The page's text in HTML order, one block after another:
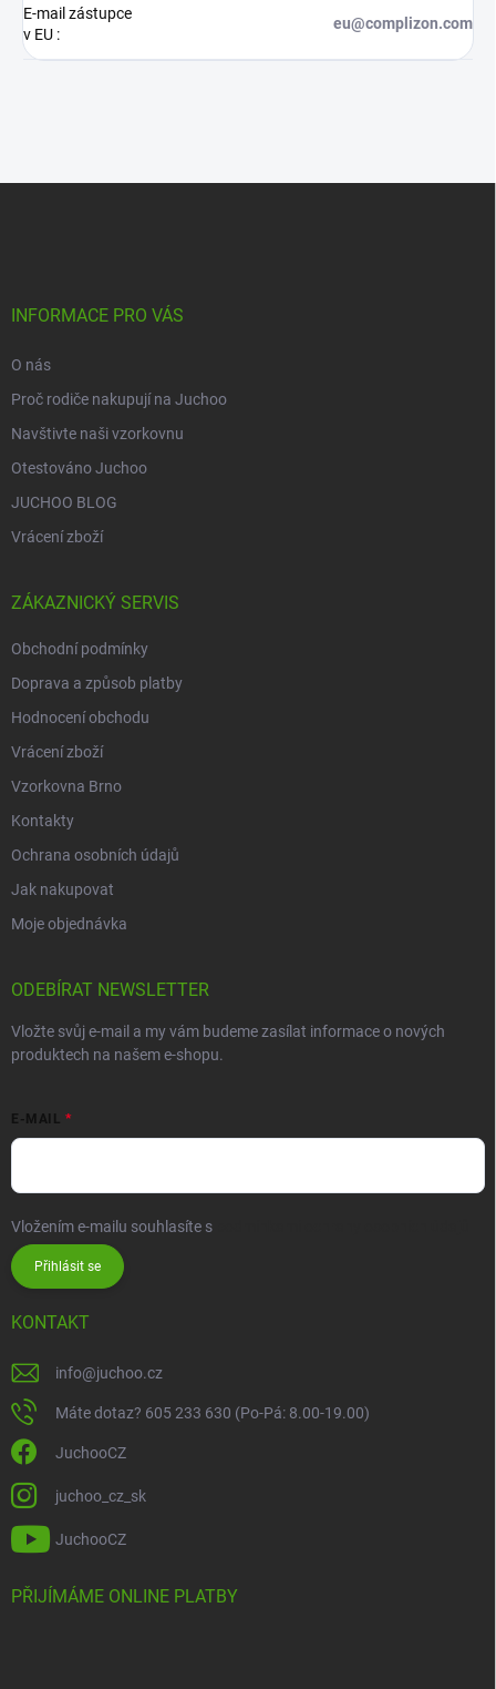
E-mail zástupce
v EU :
eu@complizon.com
INFORMACE PRO VÁS
O nás
Proč rodiče nakupují na Juchoo
Navštivte naši vzorkovnu
Otestováno Juchoo
JUCHOO BLOG
Vrácení zboží
ZÁKAZNICKÝ SERVIS
Obchodní podmínky
Doprava a způsob platby
Hodnocení obchodu
Vrácení zboží
Vzorkovna Brno
Kontakty
Ochrana osobních údajů
Jak nakupovat
Moje objednávka
ODEBÍRAT NEWSLETTER
Vložte svůj e-mail a my vám budeme zasílat informace o nových
produktech na našem e-shopu.
E-MAIL
Vložením e-mailu souhlasíte s
Přihlásit se
KONTAKT
info@juchoo.cz
Máte dotaz? 605 233 630 (Po-Pá: 8.00-19.00)
JuchooCZ
juchoo_cz_sk
JuchooCZ
PŘIJÍMÁME ONLINE PLATBY